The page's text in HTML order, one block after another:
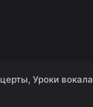
Уроки вокала